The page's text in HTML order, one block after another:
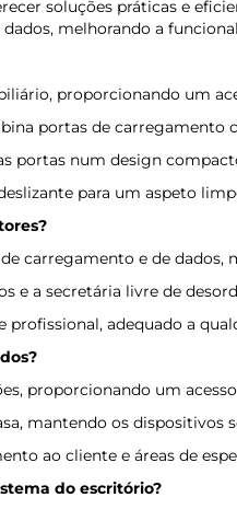
soluções práticas e
melhorando a
proporcionando um
portas de carregamento
portas num design
para um aspeto
carregamento e de dados,
e a secretária livre de
adequado a
proporcionando um
mantendo os dispositivos
ao cliente e áreas de
do escritório?